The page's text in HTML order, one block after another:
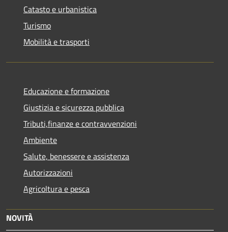
Catasto e urbanistica
Turismo
Mobilità e trasporti
Educazione e formazione
Giustizia e sicurezza pubblica
Tributi,finanze e contravvenzioni
Ambiente
Salute, benessere e assistenza
Autorizzazioni
Agricoltura e pesca
NOVITÀ